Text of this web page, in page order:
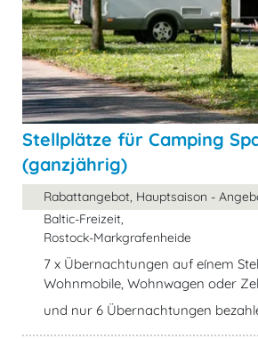
Stellplätze für Camping
(ganzjährig)
Rabattangebot, Hauptsaison -
Baltic-Freizeit,
Rostock-Markgrafenheide
7 x Übernachtungen auf eínem
Wohnmobile, Wohnwagen oder
und nur 6 Übernachtungen